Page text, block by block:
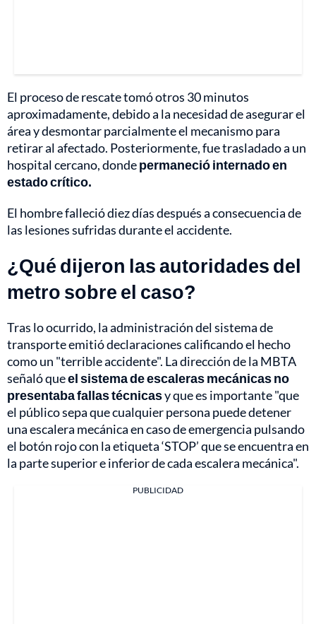
El proceso de rescate tomó otros 30 minutos
aproximadamente, debido a la necesidad de asegurar el
área y desmontar parcialmente el mecanismo para
retirar al afectado. Posteriormente, fue trasladado a un
hospital cercano, dondepermaneció internado en
estado crítico.
El hombre falleció diez días después a consecuencia de
las lesiones sufridas durante el accidente.
¿Qué dijeron las autoridades del
metro sobre el caso?
Tras lo ocurrido, la administración del sistema de
transporte emitió declaraciones calificando el hecho
como un "terrible accidente". La dirección de la MBTA
señaló queel sistema de escaleras mecánicas no
presentaba fallas técnicasy que es importante "que
el público sepa que cualquier persona puede detener
una escalera mecánica en caso de emergencia pulsando
el botón rojo con la etiqueta ‘STOP’ que se encuentra en
la parte superior e inferior de cada escalera mecánica".
PUBLICIDAD